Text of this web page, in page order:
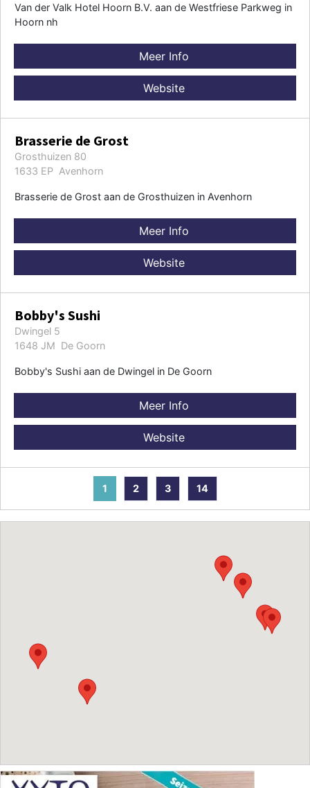
Van der Valk Hotel Hoorn B.V. aan de Westfriese Parkweg in
Hoorn nh
Meer Info
Website
Brasserie de Grost
Grosthuizen 80
1633 EP Avenhorn
Brasserie de Grost aan de Grosthuizen in Avenhorn
Meer Info
Website
Bobby's Sushi
Dwingel 5
1648 JM De Goorn
Bobby's Sushi aan de Dwingel in De Goorn
Meer Info
Website
1 2 3 14